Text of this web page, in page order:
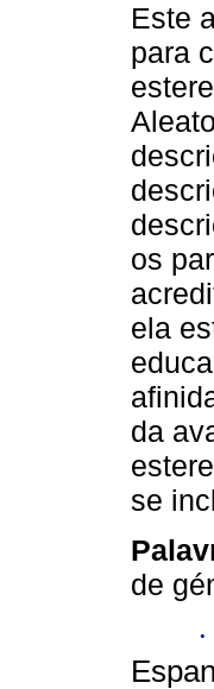
Este
para
os
ela
da
se
de
·